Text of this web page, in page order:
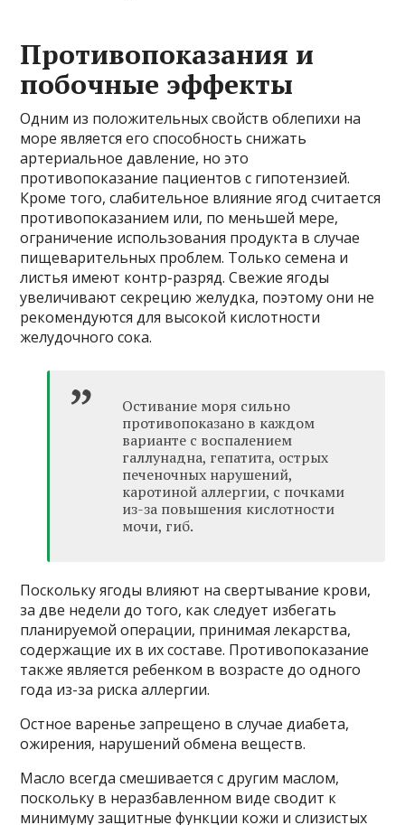
Противопоказания и
побочные эффекты
Одним из положительных свойств облепихи на
море является его способность снижать
артериальное давление, но это
противопоказание пациентов с гипотензией.
Кроме того, слабительное влияние ягод считается
противопоказанием или, по меньшей мере,
ограничение использования продукта в случае
пищеварительных проблем. Только семена и
листья имеют контр-разряд. Свежие ягоды
увеличивают секрецию желудка, поэтому они не
рекомендуются для высокой кислотности
желудочного сока.
Остивание моря сильно
противопоказано в каждом
варианте с воспалением
галлунадна, гепатита, острых
печеночных нарушений,
каротиной аллергии, с почками
из-за повышения кислотности
мочи, гиб.
Поскольку ягоды влияют на свертывание крови,
за две недели до того, как следует избегать
планируемой операции, принимая лекарства,
содержащие их в их составе. Противопоказание
также является ребенком в возрасте до одного
года из-за риска аллергии.
Остное варенье запрещено в случае диабета,
ожирения, нарушений обмена веществ.
Масло всегда смешивается с другим маслом,
поскольку в неразбавленном виде сводит к
минимуму защитные функции кожи и слизистых